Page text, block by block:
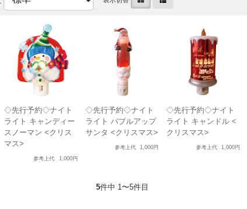
◇先行予約◇ナイト
ライト キャンディー
スノーマン <クリス
マス>
参考上代 1,000円
◇先行予約◇ナイト
ライト バブルアップ
サンタ <クリスマス>
参考上代 1,000円
◇先行予約◇ナイト
ライト キャンドル <
クリスマス>
参考上代 1,000円
5件中 1〜5件目